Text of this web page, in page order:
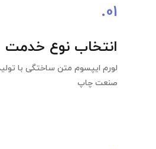
01.
انتخاب نوع خدمت
لورم ایپسوم متن ساختگی با
صنعت چاپ